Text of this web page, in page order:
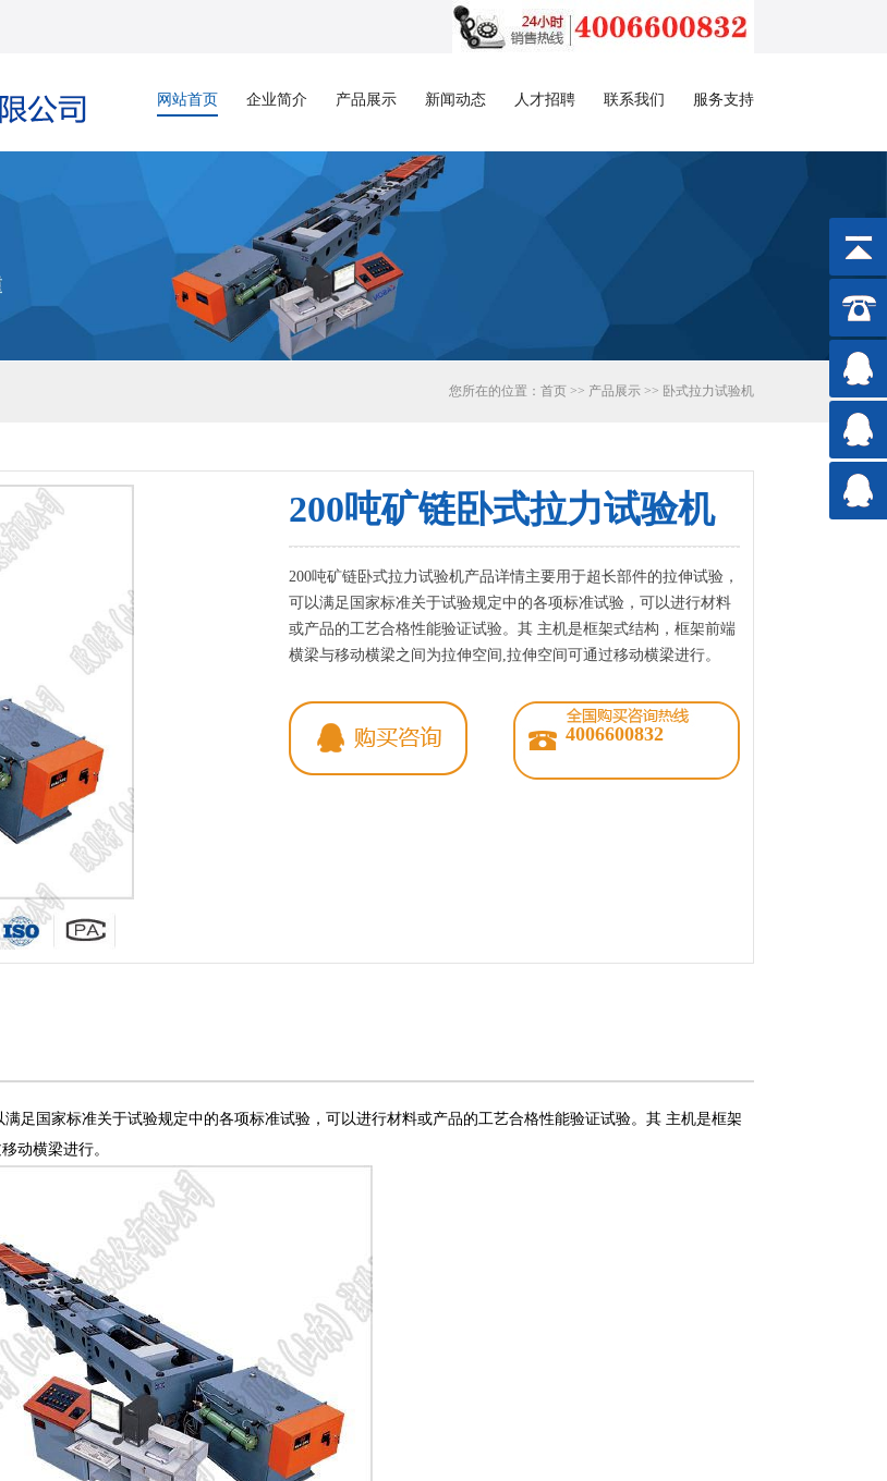
网站首页 企业简介 产品展示 新闻动态 人才招聘 联系我们 服务支持
您所在的位置： 首页 >> 产品展示 >> 卧式拉力试验机
200吨矿链卧式拉力试验机
200吨矿链卧式拉力试验机产品详情主要用于超长部件的拉伸试验，
可以满足国家标准关于试验规定中的各项标准试验，可以进行材料
或产品的工艺合格性能验证试验。其 主机是框架式结构，框架前端
横梁与移动横梁之间为拉伸空间,拉伸空间可通过移动横梁进行。
4006600832
足国家标准关于试验规定中的各项标准试验，可以进行材料或产品的工艺合格性能验证试验。其 主机是框架
动横梁进行。